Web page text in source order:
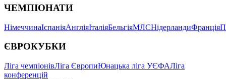
ЧЕМПІОНАТИ
НімеччинаІспаніяАнгліяІталіяБельгіяМЛСНідерландиФранція
ЄВРОКУБКИ
Ліга чемпіонівЛіга ЄвропиЮнацька ліга УЄФАЛіга
конференцій